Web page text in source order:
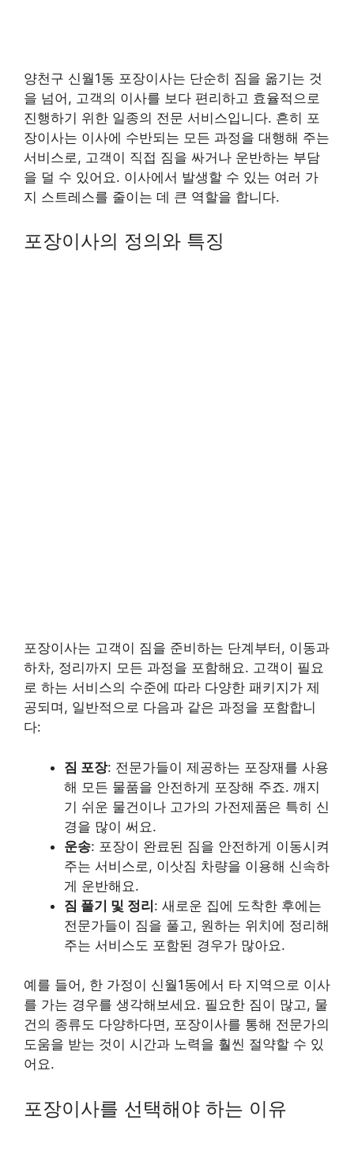
양천구 신월1동 포장이사는 단순히 짐을 옮기는 것
을 넘어, 고객의 이사를 보다 편리하고 효율적으로
진행하기 위한 일종의 전문 서비스입니다. 흔히 포
장이사는 이사에 수반되는 모든 과정을 대행해 주는
서비스로, 고객이 직접 짐을 싸거나 운반하는 부담
을 덜 수 있어요. 이사에서 발생할 수 있는 여러 가
지 스트레스를 줄이는 데 큰 역할을 합니다.
포장이사의 정의와 특징
포장이사는 고객이 짐을 준비하는 단계부터, 이동과
하차, 정리까지 모든 과정을 포함해요. 고객이 필요
로 하는 서비스의 수준에 따라 다양한 패키지가 제
공되며, 일반적으로 다음과 같은 과정을 포함합니
다:
짐 포장: 전문가들이 제공하는 포장재를 사용
해 모든 물품을 안전하게 포장해 주죠. 깨지
기 쉬운 물건이나 고가의 가전제품은 특히 신
경을 많이 써요.
운송: 포장이 완료된 짐을 안전하게 이동시켜
주는 서비스로, 이삿짐 차량을 이용해 신속하
게 운반해요.
짐 풀기 및 정리: 새로운 집에 도착한 후에는
전문가들이 짐을 풀고, 원하는 위치에 정리해
주는 서비스도 포함된 경우가 많아요.
예를 들어, 한 가정이 신월1동에서 타 지역으로 이사
를 가는 경우를 생각해보세요. 필요한 짐이 많고, 물
건의 종류도 다양하다면, 포장이사를 통해 전문가의
도움을 받는 것이 시간과 노력을 훨씬 절약할 수 있
어요.
포장이사를 선택해야 하는 이유